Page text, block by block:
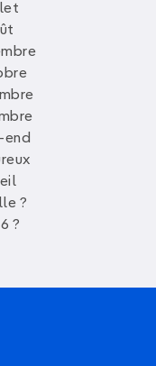
end
?
?